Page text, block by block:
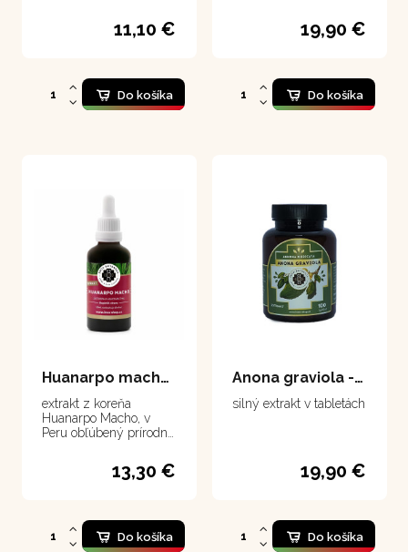
11,10 €
Do košíka
19,90 €
Do košíka
Huanarpo macho - extrakt 50 ml
extrakt z koreňa
Huanarpo Macho, v
Peru obľúbený prírodný
13,30 €
Do košíka
Anona graviola - tablety 100 tabliet
silný extrakt v tabletách
19,90 €
Do košíka